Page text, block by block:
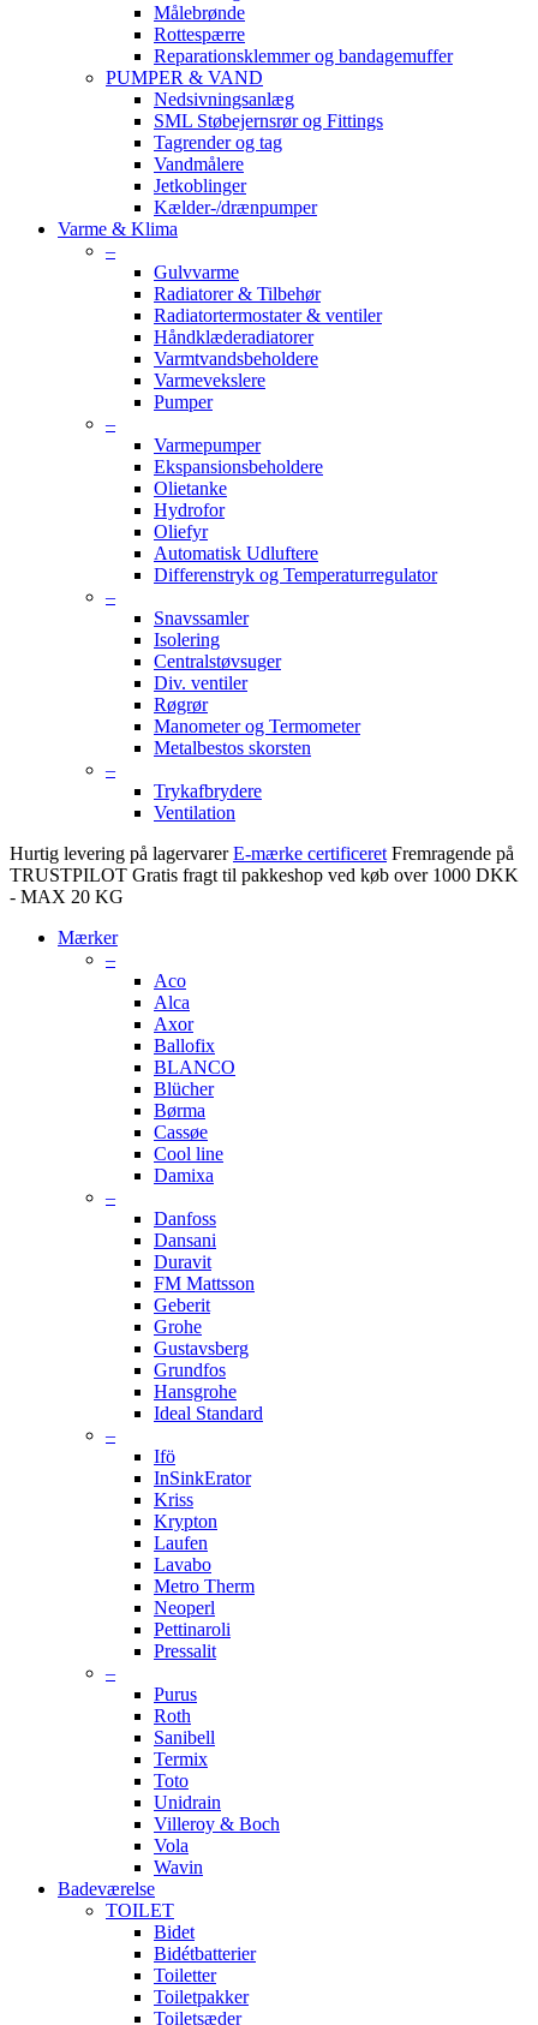
Målebrønde
Rottespærre
Reparationsklemmer og bandagemuffer
PUMPER & VAND
Nedsivningsanlæg
SML Støbejernsrør og Fittings
Tagrender og tag
Vandmålere
Jetkoblinger
Kælder-/drænpumper
Varme & Klima
–
Gulvvarme
Radiatorer & Tilbehør
Radiatortermostater & ventiler
Håndklæderadiatorer
Varmtvandsbeholdere
Varmevekslere
Pumper
–
Varmepumper
Ekspansionsbeholdere
Olietanke
Hydrofor
Oliefyr
Automatisk Udluftere
Differenstryk og Temperaturregulator
–
Snavssamler
Isolering
Centralstøvsuger
Div. ventiler
Røgrør
Manometer og Termometer
Metalbestos skorsten
–
Trykafbrydere
Ventilation
Hurtig levering på lagervarer E-mærke certificeret Fremragende på
TRUSTPILOT Gratis fragt til pakkeshop ved køb over 1000 DKK
- MAX 20 KG
Mærker
–
Aco
Alca
Axor
Ballofix
BLANCO
Blücher
Børma
Cassøe
Cool line
Damixa
–
Danfoss
Dansani
Duravit
FM Mattsson
Geberit
Grohe
Gustavsberg
Grundfos
Hansgrohe
Ideal Standard
–
Ifö
InSinkErator
Kriss
Krypton
Laufen
Lavabo
Metro Therm
Neoperl
Pettinaroli
Pressalit
–
Purus
Roth
Sanibell
Termix
Toto
Unidrain
Villeroy & Boch
Vola
Wavin
Badeværelse
TOILET
Bidet
Bidétbatterier
Toiletter
Toiletpakker
Toiletsæder